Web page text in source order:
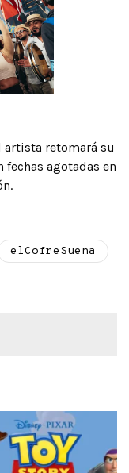
artista retomará su
fechas agotadas en
elCofreSuena